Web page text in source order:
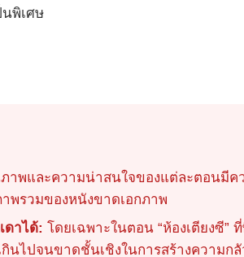
พิเศษ
าพและความน่าสนใจของแต่ละตอนมีค
พรวมของหนังขาดเอกภาพ
ดาได้: โดยเฉพาะในตอน “ห้องเตียงซี”
กินไปจนขาดชั้นเชิงในการสร้างความกลั